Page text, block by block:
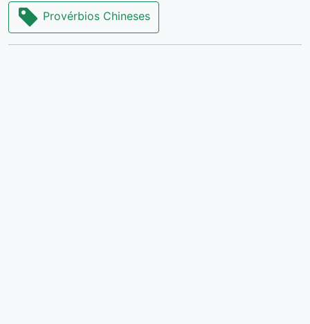
Provérbios Chineses